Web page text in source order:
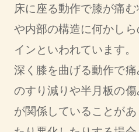
床に座る動作で膝が痛
や内部の構造に何かし
インといわれています。
深く膝を曲げる動作で
のすり減りや半月板の
が関係していることが